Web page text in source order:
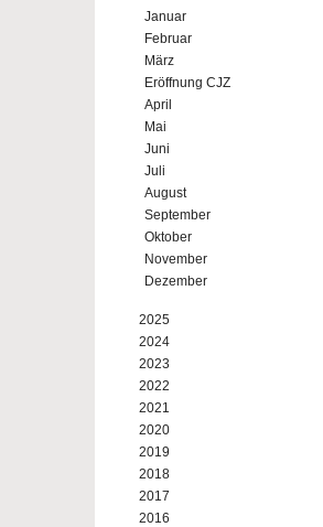
Januar
Februar
März
Eröffnung CJZ
April
Mai
Juni
Juli
August
September
Oktober
November
Dezember
2025
2024
2023
2022
2021
2020
2019
2018
2017
2016